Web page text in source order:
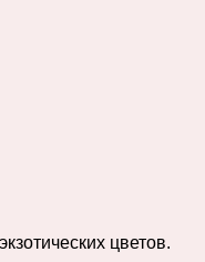
цветов.